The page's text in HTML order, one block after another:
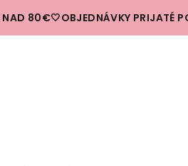
80€🤍OBJEDNÁVKY PRIJATÉ